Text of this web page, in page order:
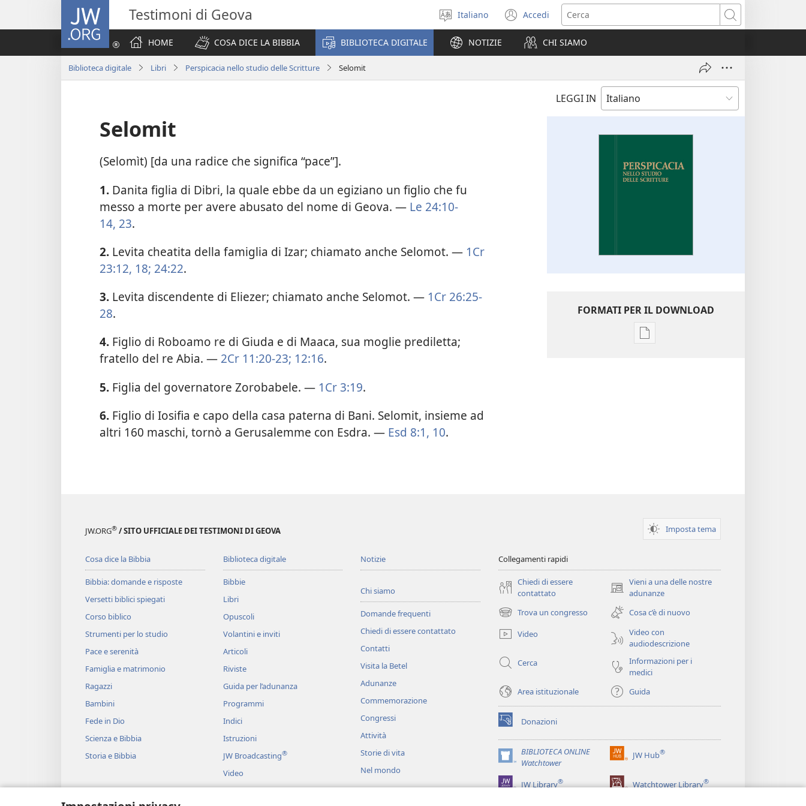
JW.ORG Testimoni di Geova
Seleziona
la
lingua
Italiano Accedi
(apre
una
nuova
finestra)
Cerca
HOME
COSA DICE LA BIBBIA BIBLIOTECA DIGITALE NOTIZIE CHI SIAMO
Biblioteca digitale Libri Perspicacia nello studio delle Scritture Selomit
LEGGI IN
Selomit
(Selomìt) [da una radice che significa “pace”].
1. Danita figlia di Dibri, la quale ebbe da un egiziano un figlio che fu
messo a morte per avere abusato del nome di Geova. — Le 24:10-
14, 23.
2. Levita cheatita della famiglia di Izar; chiamato anche Selomot. — 1Cr
23:12, 18; 24:22.
3. Levita discendente di Eliezer; chiamato anche Selomot. — 1Cr 26:25-
28.
4. Figlio di Roboamo re di Giuda e di Maaca, sua moglie prediletta;
fratello del re Abia. — 2Cr 11:20-23; 12:16.
5. Figlia del governatore Zorobabele. — 1Cr 3:19.
6. Figlio di Iosifia e capo della casa paterna di Bani. Selomit, insieme ad
altri 160 maschi, tornò a Gerusalemme con Esdra. — Esd 8:1, 10.
FORMATI PER IL DOWNLOAD
Opzioni
JW.ORG® / SITO UFFICIALE DEI TESTIMONI DI GEOVA Imposta tema
Cosa dice la Bibbia
Bibbia: domande e risposte
Versetti biblici spiegati
Corso biblico
Strumenti per lo studio
Pace e serenità
Famiglia e matrimonio
Ragazzi
Bambini
Fede in Dio
Scienza e Bibbia
Storia e Bibbia
Biblioteca digitale
Bibbie
Libri
Opuscoli
Volantini e inviti
Articoli
Riviste
Guida per l’adunanza
Programmi
Indici
Istruzioni
JW Broadcasting®
Video
Musica
Notizie
Chi siamo
Domande frequenti
Chiedi di essere contattato
Contatti
Visita la Betel
Adunanze
Commemorazione
Congressi
Attività
Storie di vita
Nel mondo
Collegamenti rapidi
Chiedi di essere
contattato
Vieni a una delle nostre
adunanze
(apre
una
nuova
finestra)
Trova un congresso
(apre
una
nuova
Cosa c’è di nuovo
Video
Video con
audiodescrizione
Cerca
Informazioni per i
medici
Area istituzionale
Guida
Donazioni
(apre
una
nuova
finestra)
BIBLIOTECA ONLINE
Watchtower
(apre
una
nuova
JW Hub®
(apre
nuova
JW Library® Watchtower Library®